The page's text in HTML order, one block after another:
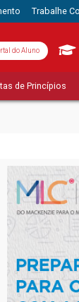
Trabalhe
do Aluno
de Princípios